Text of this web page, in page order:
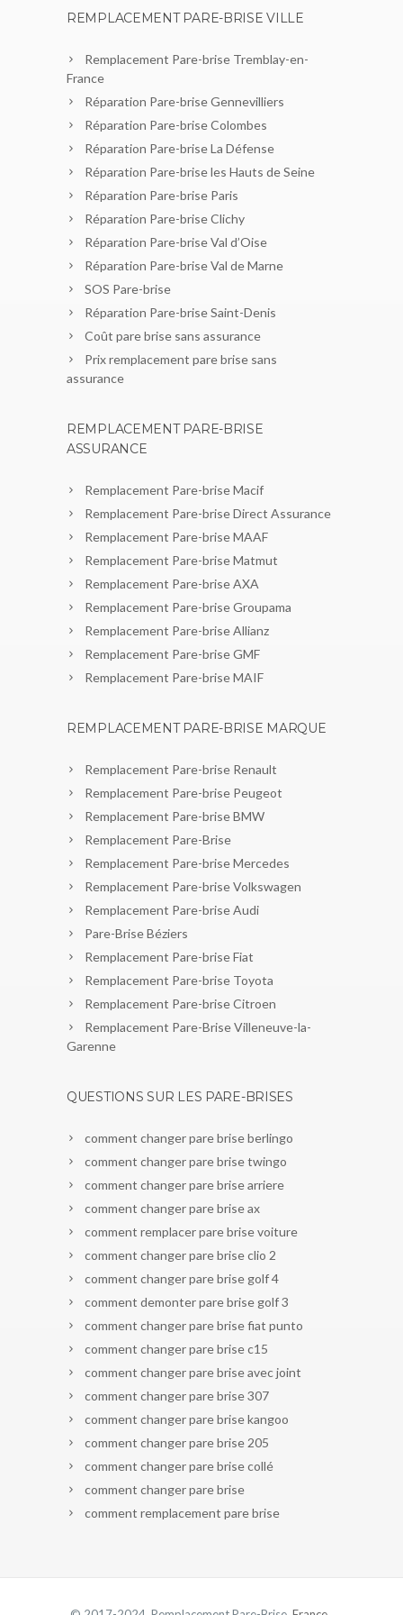
REMPLACEMENT PARE-BRISE VILLE
Remplacement Pare-brise Tremblay-en-
France
Réparation Pare-brise Gennevilliers
Réparation Pare-brise Colombes
Réparation Pare-brise La Défense
Réparation Pare-brise les Hauts de Seine
Réparation Pare-brise Paris
Réparation Pare-brise Clichy
Réparation Pare-brise Val d’Oise
Réparation Pare-brise Val de Marne
SOS Pare-brise
Réparation Pare-brise Saint-Denis
Coût pare brise sans assurance
Prix remplacement pare brise sans
assurance
REMPLACEMENT PARE-BRISE
ASSURANCE
Remplacement Pare-brise Macif
Remplacement Pare-brise Direct Assurance
Remplacement Pare-brise MAAF
Remplacement Pare-brise Matmut
Remplacement Pare-brise AXA
Remplacement Pare-brise Groupama
Remplacement Pare-brise Allianz
Remplacement Pare-brise GMF
Remplacement Pare-brise MAIF
REMPLACEMENT PARE-BRISE MARQUE
Remplacement Pare-brise Renault
Remplacement Pare-brise Peugeot
Remplacement Pare-brise BMW
Remplacement Pare-Brise
Remplacement Pare-brise Mercedes
Remplacement Pare-brise Volkswagen
Remplacement Pare-brise Audi
Pare-Brise Béziers
Remplacement Pare-brise Fiat
Remplacement Pare-brise Toyota
Remplacement Pare-brise Citroen
Remplacement Pare-Brise Villeneuve-la-
Garenne
QUESTIONS SUR LES PARE-BRISES
comment changer pare brise berlingo
comment changer pare brise twingo
comment changer pare brise arriere
comment changer pare brise ax
comment remplacer pare brise voiture
comment changer pare brise clio 2
comment changer pare brise golf 4
comment demonter pare brise golf 3
comment changer pare brise fiat punto
comment changer pare brise c15
comment changer pare brise avec joint
comment changer pare brise 307
comment changer pare brise kangoo
comment changer pare brise 205
comment changer pare brise collé
comment changer pare brise
comment remplacement pare brise